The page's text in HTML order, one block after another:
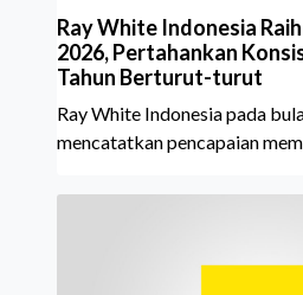
Ray White Indonesia
2026, Pertahankan
Tahun Berturut-turut
Ray White Indonesia pada
mencatatkan pencapaian
Property Agent. Penghargaan